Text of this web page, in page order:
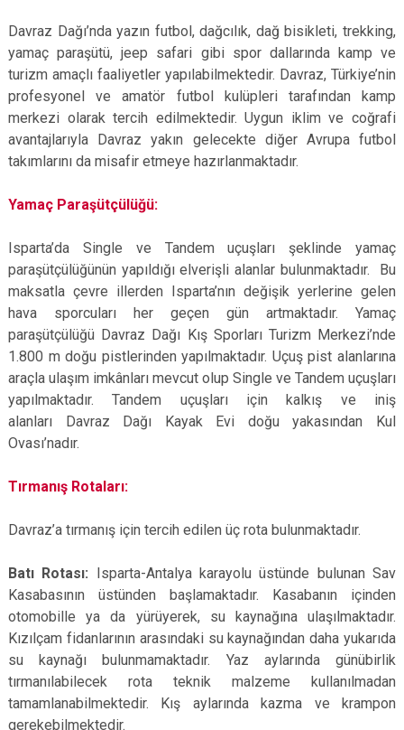
Davraz Dağı’nda yazın futbol, dağcılık, dağ bisikleti, trekking,
yamaç paraşütü, jeep safari gibi spor dallarında kamp ve
turizm amaçlı faaliyetler yapılabilmektedir. Davraz, Türkiye’nin
profesyonel ve amatör futbol kulüpleri tarafından kamp
merkezi olarak tercih edilmektedir. Uygun iklim ve coğrafi
avantajlarıyla Davraz yakın gelecekte diğer Avrupa futbol
takımlarını da misafir etmeye hazırlanmaktadır.
Yamaç Paraşütçülüğü:
Isparta’da Single ve Tandem uçuşları şeklinde yamaç
paraşütçülüğünün yapıldığı elverişli alanlar bulunmaktadır. Bu
maksatla çevre illerden Isparta’nın değişik yerlerine gelen
hava sporcuları her geçen gün artmaktadır. Yamaç
paraşütçülüğü Davraz Dağı Kış Sporları Turizm Merkezi’nde
1.800 m doğu pistlerinden yapılmaktadır. Uçuş pist alanlarına
araçla ulaşım imkânları mevcut olup Single ve Tandem uçuşları
yapılmaktadır. Tandem uçuşları için kalkış ve iniş
alanları Davraz Dağı Kayak Evi doğu yakasından Kul
Ovası’nadır.
Tırmanış Rotaları:
Davraz’a tırmanış için tercih edilen üç rota bulunmaktadır.
Batı Rotası: Isparta-Antalya karayolu üstünde bulunan Sav
Kasabasının üstünden başlamaktadır. Kasabanın içinden
otomobille ya da yürüyerek, su kaynağına ulaşılmaktadır.
Kızılçam fidanlarının arasındaki su kaynağından daha yukarıda
su kaynağı bulunmamaktadır. Yaz aylarında günübirlik
tırmanılabilecek rota teknik malzeme kullanılmadan
tamamlanabilmektedir. Kış aylarında kazma ve krampon
gerekebilmektedir.